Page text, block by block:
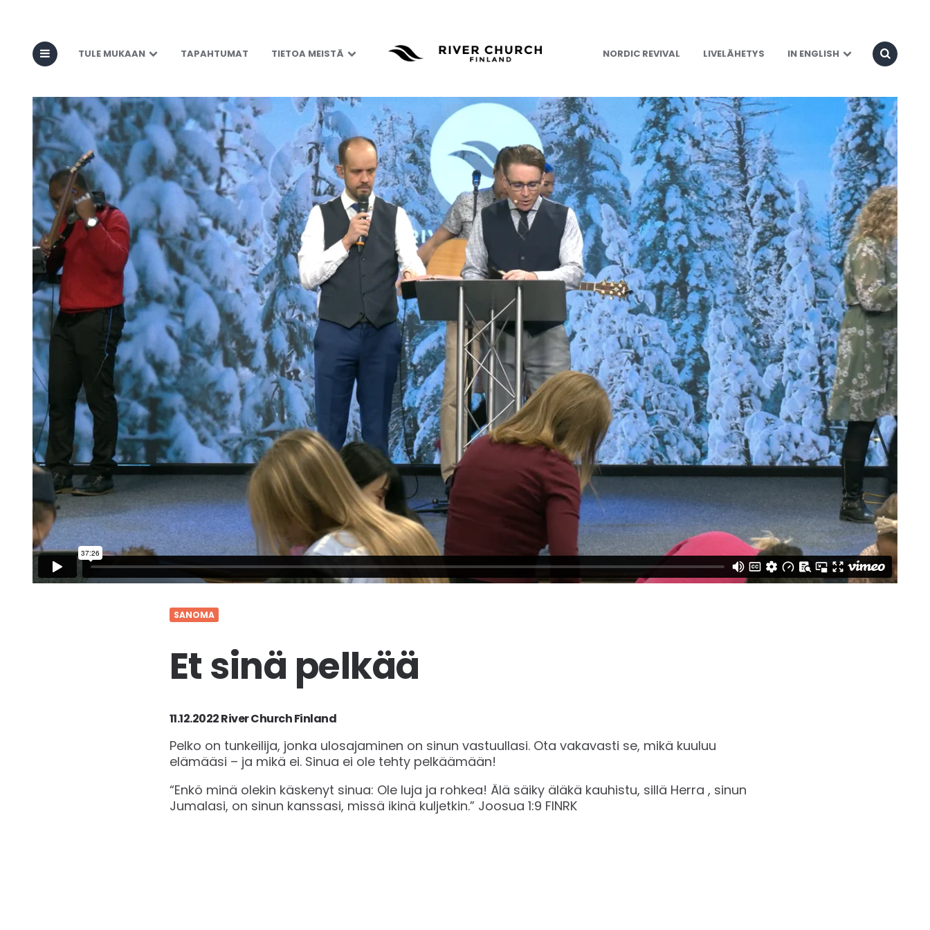
TULE MUKAAN TAPAHTUMAT TIETOA MEISTÄ NORDIC REVIVAL LIVELÄHETYS IN ENGLISH
SANOMA
Et sinä pelkää
11.12.2022 River Church Finland
Pelko on tunkeilija, jonka ulosajaminen on sinun vastuullasi. Ota vakavasti se, mikä kuuluu
elämääsi – ja mikä ei. Sinua ei ole tehty pelkäämään!
“Enkö minä olekin käskenyt sinua: Ole luja ja rohkea! Älä säiky äläkä kauhistu, sillä Herra , sinun
Jumalasi, on sinun kanssasi, missä ikinä kuljetkin.” Joosua 1:9 FINRK